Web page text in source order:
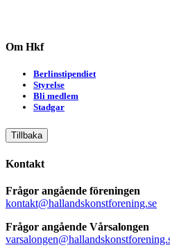
Om Hkf
Berlinstipendiet
Styrelse
Bli medlem
Stadgar
Tillbaka
Kontakt
Frågor angående föreningen
kontakt@hallandskonstforening.se
Frågor angående Vårsalongen